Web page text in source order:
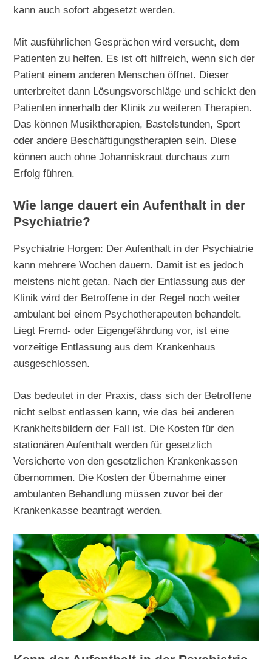
kann auch sofort abgesetzt werden.
Mit ausführlichen Gesprächen wird versucht, dem
Patienten zu helfen. Es ist oft hilfreich, wenn sich der
Patient einem anderen Menschen öffnet. Dieser
unterbreitet dann Lösungsvorschläge und schickt den
Patienten innerhalb der Klinik zu weiteren Therapien.
Das können Musiktherapien, Bastelstunden, Sport
oder andere Beschäftigungstherapien sein. Diese
können auch ohne Johanniskraut durchaus zum
Erfolg führen.
Wie lange dauert ein Aufenthalt in der
Psychiatrie?
Psychiatrie Horgen: Der Aufenthalt in der Psychiatrie
kann mehrere Wochen dauern. Damit ist es jedoch
meistens nicht getan. Nach der Entlassung aus der
Klinik wird der Betroffene in der Regel noch weiter
ambulant bei einem Psychotherapeuten behandelt.
Liegt Fremd- oder Eigengefährdung vor, ist eine
vorzeitige Entlassung aus dem Krankenhaus
ausgeschlossen.
Das bedeutet in der Praxis, dass sich der Betroffene
nicht selbst entlassen kann, wie das bei anderen
Krankheitsbildern der Fall ist. Die Kosten für den
stationären Aufenthalt werden für gesetzlich
Versicherte von den gesetzlichen Krankenkassen
übernommen. Die Kosten der Übernahme einer
ambulanten Behandlung müssen zuvor bei der
Krankenkasse beantragt werden.